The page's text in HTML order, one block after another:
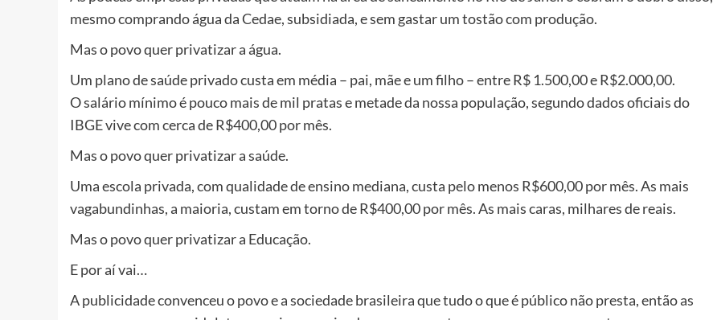
mesmo comprando água da Cedae, subsidiada, e sem gastar um tostão com produção.
Mas o povo quer privatizar a água.
Um plano de saúde privado custa em média – pai, mãe e um filho – entre R$ 1.500,00 e R$2.000,00.
O salário mínimo é pouco mais de mil pratas e metade da nossa população, segundo dados oficiais do
IBGE vive com cerca de R$400,00 por mês.
Mas o povo quer privatizar a saúde.
Uma escola privada, com qualidade de ensino mediana, custa pelo menos R$600,00 por mês. As mais
vagabundinhas, a maioria, custam em torno de R$400,00 por mês. As mais caras, milhares de reais.
Mas o povo quer privatizar a Educação.
E por aí vai…
A publicidade convenceu o povo e a sociedade brasileira que tudo o que é público não presta, então as